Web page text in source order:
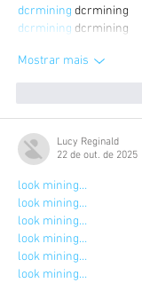
dcrmining dcrmining
dcrmining dcrmining
Mostrar mais
Lucy Reginald
22 de out. de 2025
look mining…
look mining…
look mining…
look mining…
look mining…
look mining…